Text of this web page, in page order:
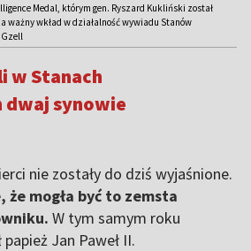
Medal, którym gen. Ryszard Kukliński został
ważny wkład w działalność wywiadu Stanów
Gzell
w Stanach
dwaj synowie
nie zostały do dziś wyjaśnione.
że mogła być to zemsta
W tym samym roku
Jan Paweł II.